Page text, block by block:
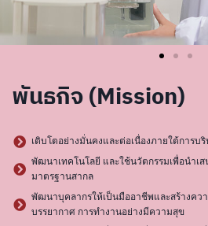
พันธกิจ (Mission)
เติบโตอย่างมั่นคงและต่อเนื่องภายใต้การบ
พัฒนาเทคโนโลยี และใช้นวัตกรรมเพื่อนำ
มาตรฐานสากล
พัฒนาบุคลากรให้เป็นมืออาชีพและสร้างคว
บรรยากาศ การทำงานอย่างมีความสุข